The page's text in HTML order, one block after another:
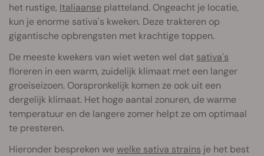
het rustige, Italiaanse platteland. Ongeacht je locatie,
kun je enorme sativa's kweken. Deze trakteren op
gigantische opbrengsten met krachtige toppen.
De meeste kwekers van wiet weten wel dat sativa's
floreren in een warm, zuidelijk klimaat met een langer
groeiseizoen. Oorspronkelijk komen ze ook uit een
dergelijk klimaat. Het hoge aantal zonuren, de warme
temperatuur en de langere zomer helpt ze om optimaal
te presteren.
Hieronder bespreken wewelke sativa strains je het best